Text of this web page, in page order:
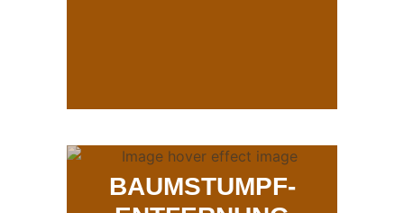
BAUMSTUMPF-